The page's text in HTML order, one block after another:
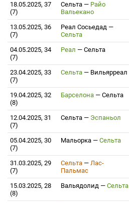
18.05.2025, 37
(7)
Сельта — Райо
Вальекано
13.05.2025, 36
(7)
Реал Сосьедад —
Сельта
04.05.2025, 34
(7)
Реал — Сельта
23.04.2025, 33
(7)
Сельта — Вильярреал
19.04.2025, 32
(8)
Барселона — Сельта
12.04.2025, 31
(7)
Сельта — Эспаньол
05.04.2025, 30
(7)
Мальорка — Сельта
31.03.2025, 29
(7)
Сельта — Лас-
Пальмас
15.03.2025, 28
(8)
Вальядолид — Сельта